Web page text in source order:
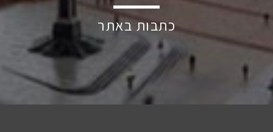
כתבות באתר